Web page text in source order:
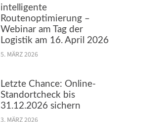
intelligente
Routenoptimierung –
Webinar am Tag der
Logistik am 16. April 2026
5. MÄRZ 2026
Letzte Chance: Online-
Standortcheck bis
31.12.2026 sichern
3. MÄRZ 2026